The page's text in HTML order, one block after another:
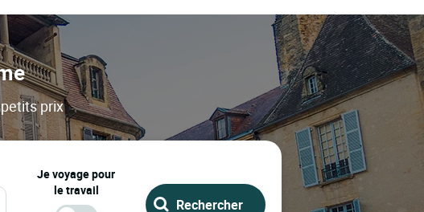
prix
Je voyage pour
le travail